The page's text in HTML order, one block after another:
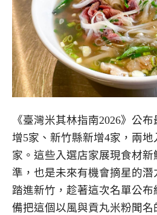
《臺灣米其林指南2026》公
增5家、新竹縣新增4家，兩
家。這些入選店家展現食材
準，也是未來有機會摘星的
踏進新竹，趁著這次名單公
備把這個以風與貢丸米粉聞名